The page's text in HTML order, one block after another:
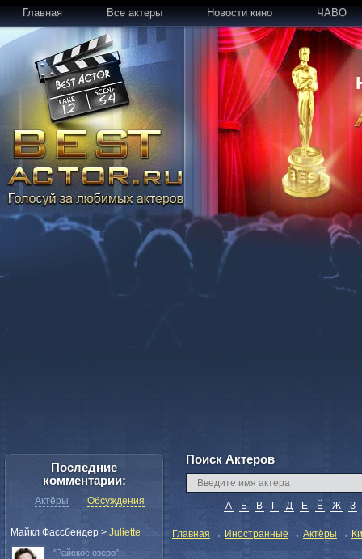
Главная Все актеры Новости кино ЧАВО
Поиск Актеров
А Б В Г Д Е Ё Ж З
Главная → Иностранные → Актёры →
Последние
комментарии:
Актёры Обсуждения
Майкл Фассбендер > Juliette
"Райское озеро"